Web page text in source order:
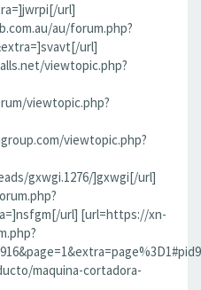
url]
au/forum.php?
url]
viewtopic.php?
viewtopic.php?
viewtopic.php?
gxwgi.1276/]gxwgi[/url]
url] [url=https://xn-
maquina-cortadora-